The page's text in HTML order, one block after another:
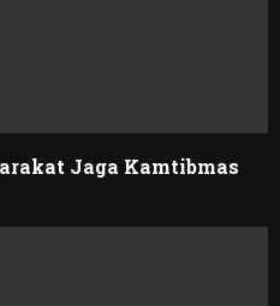
Jaga Kamtibmas